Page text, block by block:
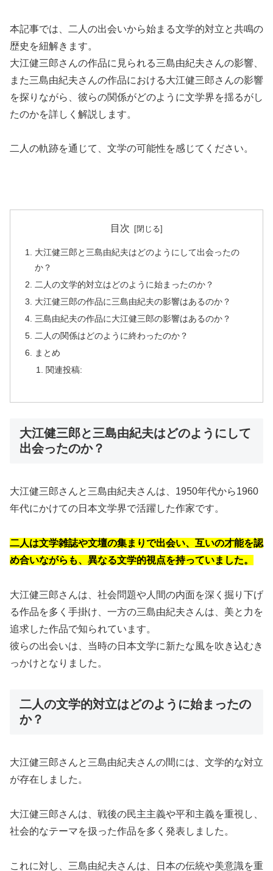
本記事では、二人の出会いから始まる文学的対立と共鳴の
歴史を紐解きます。
大江健三郎さんの作品に見られる三島由紀夫さんの影響、
また三島由紀夫さんの作品における大江健三郎さんの影響
を探りながら、彼らの関係がどのように文学界を揺るがし
たのかを詳しく解説します。
二人の軌跡を通じて、文学の可能性を感じてください。
目次
大江健三郎と三島由紀夫はどのようにして出会ったの
か？
二人の文学的対立はどのように始まったのか？
大江健三郎の作品に三島由紀夫の影響はあるのか？
三島由紀夫の作品に大江健三郎の影響はあるのか？
二人の関係はどのように終わったのか？
まとめ
関連投稿:
大江健三郎と三島由紀夫はどのようにして
出会ったのか？
大江健三郎さんと三島由紀夫さんは、1950年代から1960
年代にかけての日本文学界で活躍した作家です。
二人は文学雑誌や文壇の集まりで出会い、互いの才能を認
め合いながらも、異なる文学的視点を持っていました。
大江健三郎さんは、社会問題や人間の内面を深く掘り下げ
る作品を多く手掛け、一方の三島由紀夫さんは、美と力を
追求した作品で知られています。
彼らの出会いは、当時の日本文学に新たな風を吹き込むき
っかけとなりました。
二人の文学的対立はどのように始まったの
か？
大江健三郎さんと三島由紀夫さんの間には、文学的な対立
が存在しました。
大江健三郎さんは、戦後の民主主義や平和主義を重視し、
社会的なテーマを扱った作品を多く発表しました。
これに対し、三島由紀夫さんは、日本の伝統や美意識を重